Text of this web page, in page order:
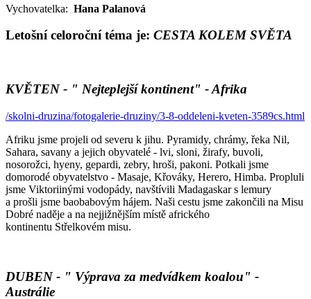
Vychovatelka: Hana Palanová
Letošní celoroční téma je: CESTA KOLEM SVĚTA
KVĚTEN - " Nejteplejší kontinent" - Afrika
/skolni-druzina/fotogalerie-druziny/3-8-oddeleni-kveten-3589cs.html
Afriku jsme projeli od severu k jihu. Pyramidy, chrámy, řeka Nil,
Sahara, savany a jejich obyvatelé - lvi, sloni, žirafy, buvoli,
nosorožci, hyeny, gepardi, zebry, hroši, pakoni. Potkali jsme
domorodé obyvatelstvo - Masaje, Křováky, Herero, Himba. Propluli
jsme Viktoriinými vodopády, navštívili Madagaskar s lemury
a prošli jsme baobabovým hájem. Naši cestu jsme zakončili na Misu
Dobré naděje a na nejjižnějším místě afrického
kontinentu Střelkovém misu.
DUBEN - " Výprava za medvídkem koalou" -
Austrálie